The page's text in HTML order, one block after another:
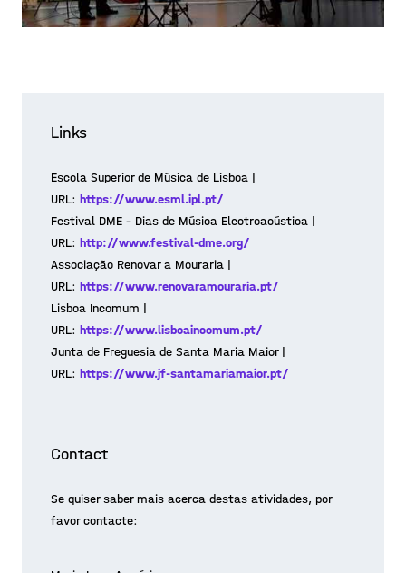
Junior composers Marta Domingues,
Vieira and Francisco Rosa reflect on their
respective experiences in creating "A
Sound Place" in Lisbon. They speak of t
Posted on 20/10/31
Learn more >
Links
Escola Superior de Música de Lisboa |
URL: https://www.esml.ipl.pt/
Festival DME – Dias de Música Electroacústica |
URL: http://www.festival-dme.org/
Associação Renovar a Mouraria |
URL: https://www.renovaramouraria.pt/
Lisboa Incomum |
URL: https://www.lisboaincomum.pt/
Junta de Freguesia de Santa Maria Maior |
URL: https://www.jf-santamariamaior.pt/
Contact
Se quiser saber mais acerca destas atividades, por
favor contacte: